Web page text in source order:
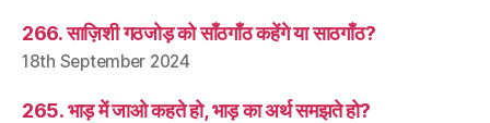
266. साज़िशी गठजोड़ को साँठगाँठ कहेंगे या साठगाँठ?
18th September 2024
265. भाड़ में जाओ कहते हो, भाड़ का अर्थ समझते हो?